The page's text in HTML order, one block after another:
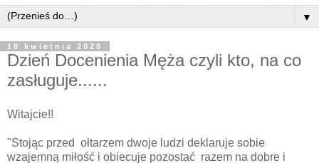
▼
18 kwietnia 2020
Dzień Docenienia Męża czyli kto, na co
zasługuje......
Witajcie!!
"Stojąc przed ołtarzem dwoje ludzi deklaruje sobie
wzajemną miłość i obiecuje pozostać razem na dobre i